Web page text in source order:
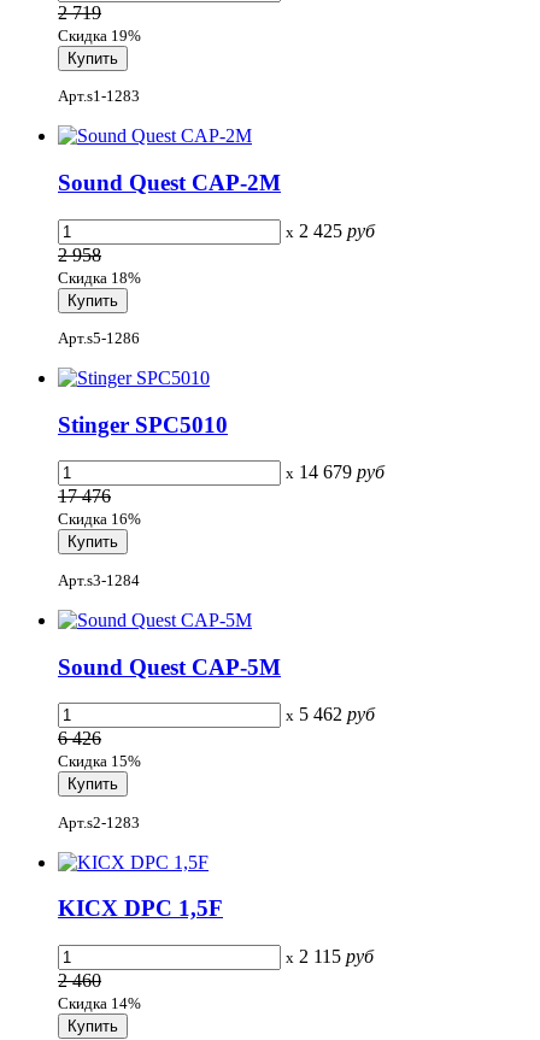
2 719
Скидка 19%
Арт.s1-1283
Sound Quest CAP-2M
x 2 425 руб
2 958
Скидка 18%
Арт.s5-1286
Stinger SPC5010
x 14 679 руб
17 476
Скидка 16%
Арт.s3-1284
Sound Quest CAP-5M
x 5 462 руб
6 426
Скидка 15%
Арт.s2-1283
KICX DPC 1,5F
x 2 115 руб
2 460
Скидка 14%